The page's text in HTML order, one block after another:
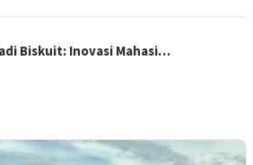
Biskuit: Inovasi Mahasi…